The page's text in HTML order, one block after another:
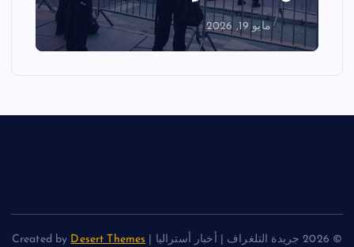
مايو 18, 2026
© 2026 جريدة التلغراف | أخبار أستراليا | Created by Desert Themes